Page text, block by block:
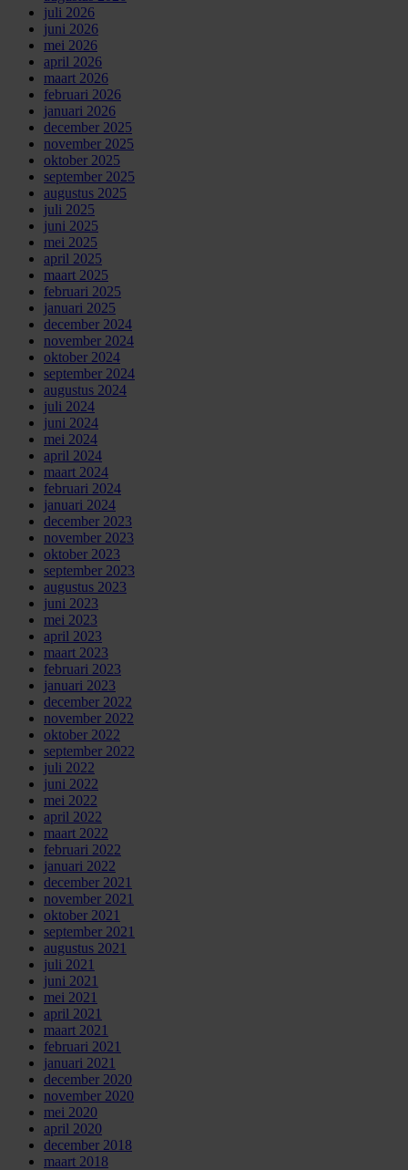
juli 2026
juni 2026
mei 2026
april 2026
maart 2026
februari 2026
januari 2026
december 2025
november 2025
oktober 2025
september 2025
augustus 2025
juli 2025
juni 2025
mei 2025
april 2025
maart 2025
februari 2025
januari 2025
december 2024
november 2024
oktober 2024
september 2024
augustus 2024
juli 2024
juni 2024
mei 2024
april 2024
maart 2024
februari 2024
januari 2024
december 2023
november 2023
oktober 2023
september 2023
augustus 2023
juni 2023
mei 2023
april 2023
maart 2023
februari 2023
januari 2023
december 2022
november 2022
oktober 2022
september 2022
juli 2022
juni 2022
mei 2022
april 2022
maart 2022
februari 2022
januari 2022
december 2021
november 2021
oktober 2021
september 2021
augustus 2021
juli 2021
juni 2021
mei 2021
april 2021
maart 2021
februari 2021
januari 2021
december 2020
november 2020
mei 2020
april 2020
december 2018
maart 2018